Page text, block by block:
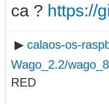
ca ? https://
▶ calaos-os-
Wago_2.2/
RED